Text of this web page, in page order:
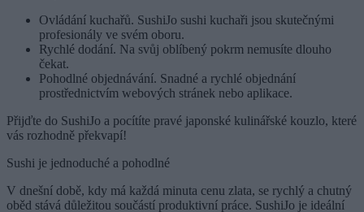
Ovládání kuchařů. SushiJo sushi kuchaři jsou skutečnými
profesionály ve svém oboru.
Rychlé dodání. Na svůj oblíbený pokrm nemusíte dlouho
čekat.
Pohodlné objednávání. Snadné a rychlé objednání
prostřednictvím webových stránek nebo aplikace.
Přijďte do SushiJo a pocítíte pravé japonské kulinářské kouzlo, které
vás rozhodně překvapí!
Sushi je jednoduché a pohodlné
V dnešní době, kdy má každá minuta cenu zlata, se rychlý a chutný
oběd stává důležitou součástí produktivní práce. SushiJo je ideální